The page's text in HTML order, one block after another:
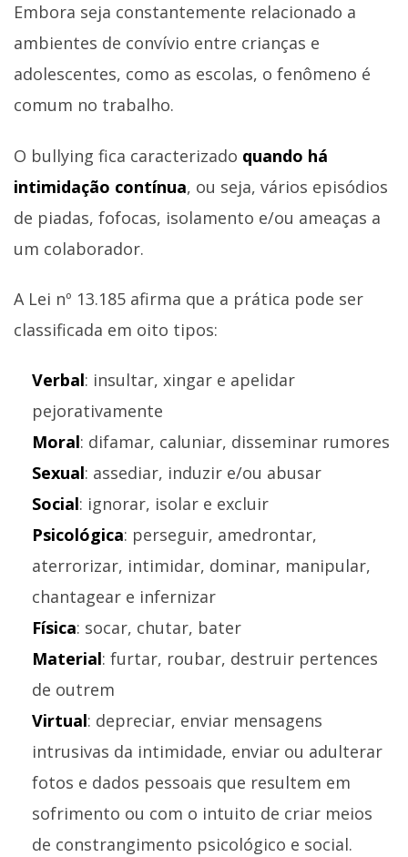
Embora seja constantemente relacionado a
ambientes de convívio entre crianças e
adolescentes, como as escolas, o fenômeno é
comum no trabalho.
O bullying fica caracterizado quando há
intimidação contínua, ou seja, vários episódios
de piadas, fofocas, isolamento e/ou ameaças a
um colaborador.
A Lei nº 13.185 afirma que a prática pode ser
classificada em oito tipos:
Verbal: insultar, xingar e apelidar
pejorativamente
Moral: difamar, caluniar, disseminar rumores
Sexual: assediar, induzir e/ou abusar
Social: ignorar, isolar e excluir
Psicológica: perseguir, amedrontar,
aterrorizar, intimidar, dominar, manipular,
chantagear e infernizar
Física: socar, chutar, bater
Material: furtar, roubar, destruir pertences
de outrem
Virtual: depreciar, enviar mensagens
intrusivas da intimidade, enviar ou adulterar
fotos e dados pessoais que resultem em
sofrimento ou com o intuito de criar meios
de constrangimento psicológico e social.